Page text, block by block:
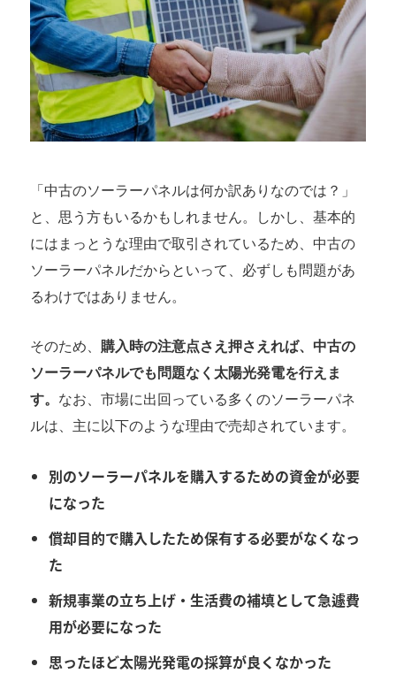
「中古のソーラーパネルは何か訳ありなのでは？」
と、思う方もいるかもしれません。しかし、基本的
にはまっとうな理由で取引されているため、中古の
ソーラーパネルだからといって、必ずしも問題があ
るわけではありません。
そのため、 購入時の注意点さえ押さえれば、中古の
ソーラーパネルでも問題なく太陽光発電を行えま
す。 なお、市場に出回っている多くのソーラーパネ
ルは、主に以下のような理由で売却されています。
別のソーラーパネルを購入するための資金が必要
になった
償却目的で購入したため保有する必要がなくなっ
た
新規事業の立ち上げ・生活費の補填として急遽費
用が必要になった
思ったほど太陽光発電の採算が良くなかった